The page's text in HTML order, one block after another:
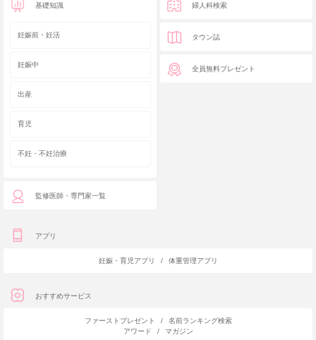
基礎知識
妊娠前・妊活
妊娠中
出産
育児
不妊・不妊治療
監修医師・専門家一覧
婦人科検索
タウン誌
全員無料プレゼント
アプリ
妊娠・育児アプリ / 体重管理アプリ
おすすめサービス
ファーストプレゼント /
名前ランキング検索
アワード
/ マガジン